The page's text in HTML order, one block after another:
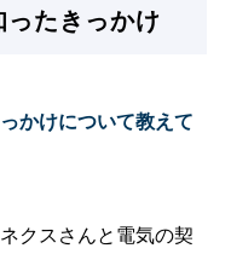
たきっかけ
かけについて教えて
クスさんと電気の契